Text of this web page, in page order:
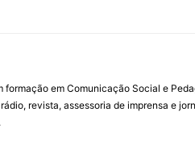
em Comunicação Social e
revista, assessoria de imprensa e